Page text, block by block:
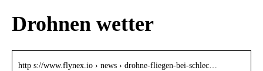
Drohnen wetter
http s://www.flynex.io › news › drohne-fliegen-bei-schlec…